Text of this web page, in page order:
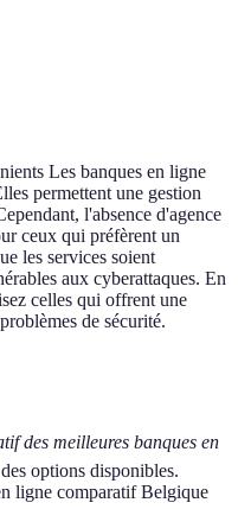
Les banques en ligne
permettent une gestion
l'absence d'agence
ceux qui préfèrent un
les services soient
aux cyberattaques. En
celles qui offrent une
de sécurité.
des meilleures banques en
options disponibles.
ligne comparatif Belgique